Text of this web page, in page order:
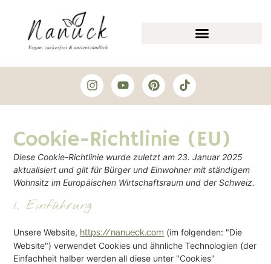
Cookie-Richtlinie (EU)
Diese Cookie-Richtlinie wurde zuletzt am 23. Januar 2025
aktualisiert und gilt für Bürger und Einwohner mit ständigem
Wohnsitz im Europäischen Wirtschaftsraum und der Schweiz.
1. Einführung
Unsere Website, https://nanueck.com (im folgenden: "Die
Website") verwendet Cookies und ähnliche Technologien (der
Einfachheit halber werden all diese unter "Cookies"